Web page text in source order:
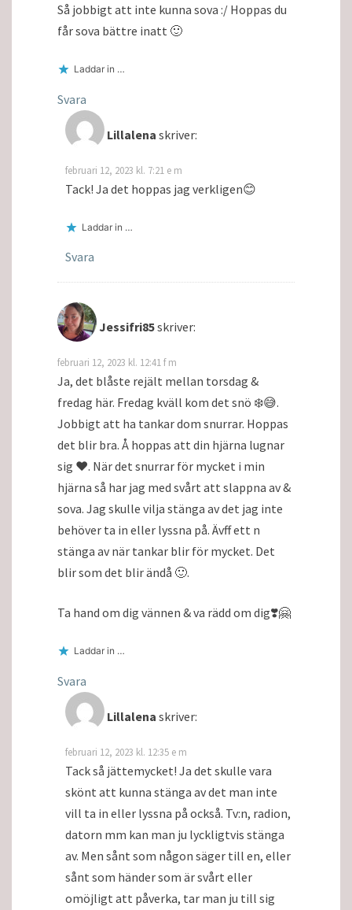
Så jobbigt att inte kunna sova :/ Hoppas du
får sova bättre inatt 🙂
Laddar in …
Svara
Lillalena skriver:
februari 12, 2023 kl. 7:21 e m
Tack! Ja det hoppas jag verkligen😊
Laddar in …
Svara
Jessifri85skriver:
februari 12, 2023 kl. 12:41 f m
Ja, det blåste rejält mellan torsdag &
fredag här. Fredag kväll kom det snö ❄️😅.
Jobbigt att ha tankar dom snurrar. Hoppas
det blir bra. Å hoppas att din hjärna lugnar
sig ❤️. När det snurrar för mycket i min
hjärna så har jag med svårt att slappna av &
sova. Jag skulle vilja stänga av det jag inte
behöver ta in eller lyssna på. Ävff ett n
stänga av när tankar blir för mycket. Det
blir som det blir ändå 🙂.
Ta hand om dig vännen & va rädd om dig❣️🤗
Laddar in …
Svara
Lillalena skriver:
februari 12, 2023 kl. 12:35 e m
Tack så jättemycket! Ja det skulle vara
skönt att kunna stänga av det man inte
vill ta in eller lyssna på också. Tv:n, radion,
datorn mm kan man ju lyckligtvis stänga
av. Men sånt som någon säger till en, eller
sånt som händer som är svårt eller
omöjligt att påverka, tar man ju till sig